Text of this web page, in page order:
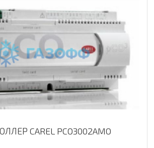
CAREL PCO3002AMO